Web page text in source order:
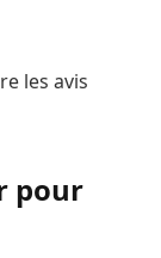
les avis
pour